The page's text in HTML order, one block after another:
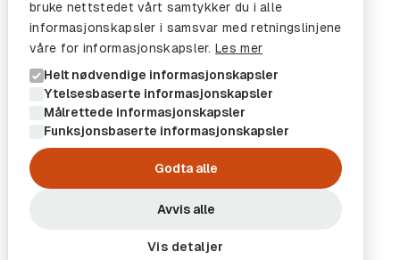
bruke nettstedet vårt samtykker du i alle
informasjonskapsler i samsvar med retningslinjene
våre for informasjonskapsler.Les mer
Helt nødvendige informasjonskapsler
Ytelsesbaserte informasjonskapsler
Målrettede informasjonskapsler
Funksjonsbaserte informasjonskapsler
Godta alle
Avvis alle
Vis detaljer